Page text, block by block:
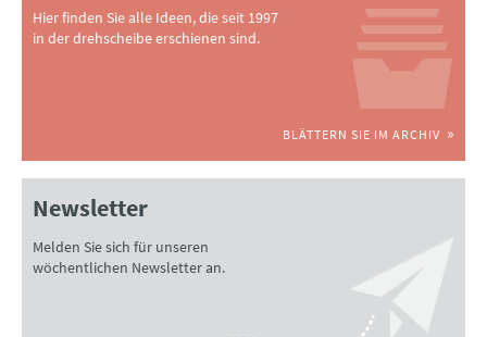
Hier finden Sie alle Ideen, die seit 1997
in der drehscheibe erschienen sind.
BLÄTTERN SIE IM ARCHIV
Newsletter
Melden Sie sich für unseren
wöchentlichen Newsletter an.